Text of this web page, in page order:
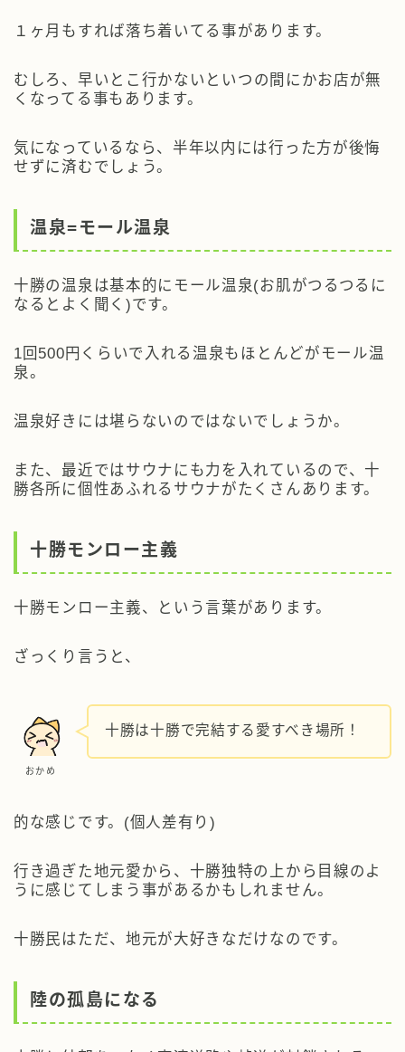
１ヶ月もすれば落ち着いてる事があります。
むしろ、 早いとこ行かないといつの間にかお店が無
くなってる事も あります。
気になっているなら、半年以内には行った方が後悔
せずに済むでしょう。
温泉=モール温泉
十勝の温泉は基本的にモール温泉(お肌がつるつるに
なるとよく聞く)です。
1回500円くらいで入れる温泉もほとんどがモール温
泉。
温泉好きには堪らないのではないでしょうか。
また、最近ではサウナにも力を入れているので、十
勝各所に個性あふれるサウナがたくさんあります。
十勝モンロー主義
十勝モンロー主義、という言葉があります。
ざっくり言うと、
おかめ
十勝は十勝で完結する愛すべき場所！
的な感じ です。(個人差有り)
行き過ぎた地元愛から、十勝独特の上から目線のよ
うに感じてしまう事があるかもしれません。
十勝民はただ、地元が大好きなだけなのです。
陸の孤島になる